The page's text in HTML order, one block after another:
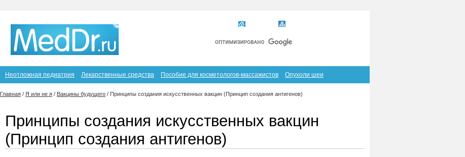
Неотложная педиатрия Лекарственные средства Пособие для косметологов-массажистов Опухоли шеи
Главная / Я или не я / Вакцины будущего / Принципы создания искусственных вакцин (Принцип создания антигенов)
Принципы создания искусственных вакцин
(Принцип создания антигенов)